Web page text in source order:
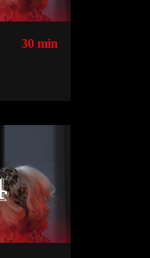
30 min